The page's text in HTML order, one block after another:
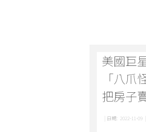
美國巨
「八
把房子
| 日期: 2022-11-09